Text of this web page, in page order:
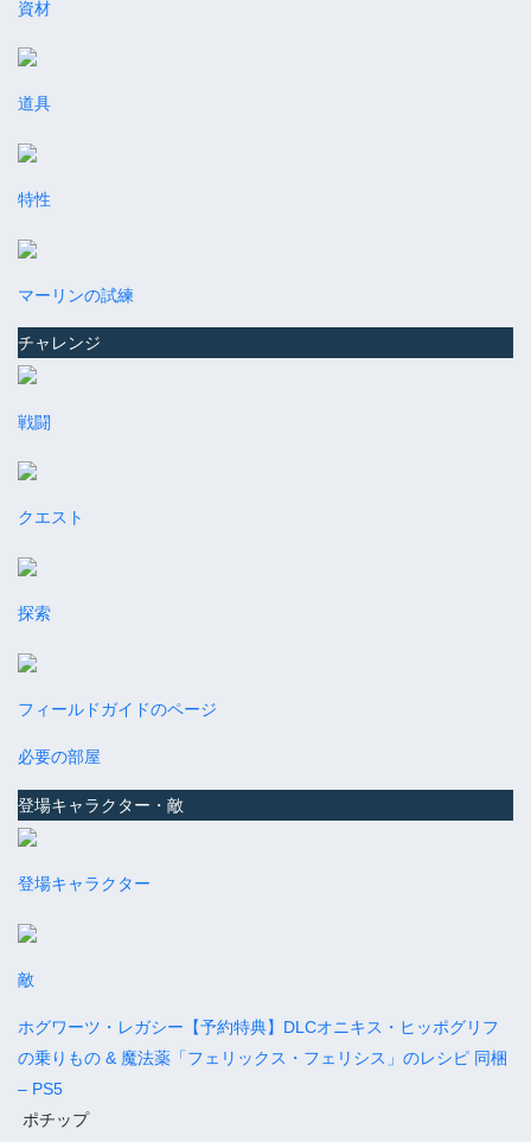
資材
道具
特性
マーリンの試練
チャレンジ
戦闘
クエスト
探索
フィールドガイドのページ
必要の部屋
登場キャラクター・敵
登場キャラクター
敵
ホグワーツ・レガシー【予約特典】DLCオニキス・ヒッポグリフ
の乗りもの & 魔法薬「フェリックス・フェリシス」のレシピ 同梱
– PS5
ポチップ